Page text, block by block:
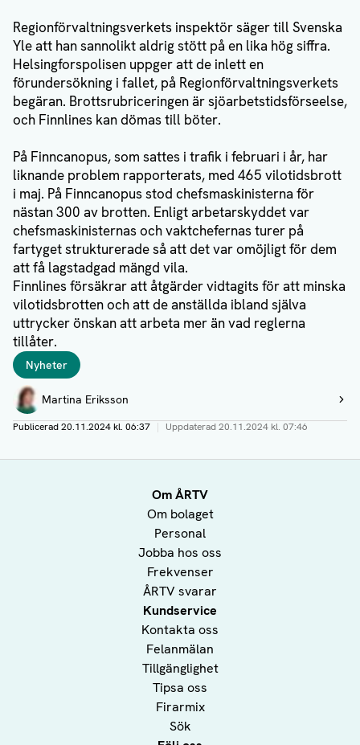
Regionförvaltningsverkets inspektör säger till Svenska
Yle att han sannolikt aldrig stött på en lika hög siffra.
Helsingforspolisen uppger att de inlett en
förundersökning i fallet, på Regionförvaltningsverkets
begäran. Brottsrubriceringen är sjöarbetstidsförseelse,
och Finnlines kan dömas till böter.
På Finncanopus, som sattes i trafik i februari i år, har
liknande problem rapporterats, med 465 vilotidsbrott
i maj. På Finncanopus stod chefsmaskinisterna för
nästan 300 av brotten. Enligt arbetarskyddet var
chefsmaskinisternas och vaktchefernas turer på
fartyget strukturerade så att det var omöjligt för dem
att få lagstadgad mängd vila.
Finnlines försäkrar att åtgärder vidtagits för att minska
vilotidsbrotten och att de anställda ibland själva
uttrycker önskan att arbeta mer än vad reglerna
tillåter.
Taggar
Nyheter
Författare
Martina Eriksson
Visa profil
Publicerad20.11.2024 kl. 06:37 | Uppdaterad20.11.2024 kl. 07:46
Om ÅRTV
Om bolaget
Personal
Jobba hos oss
Frekvenser
ÅRTV svarar
Kundservice
Kontakta oss
Felanmälan
Tillgänglighet
Tipsa oss
Firarmix
Sök